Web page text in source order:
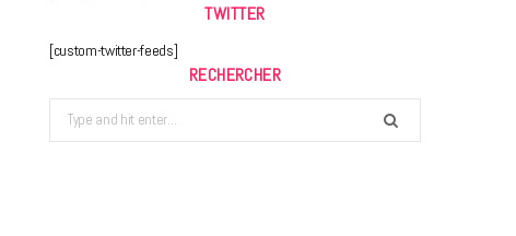
TWITTER
[custom-twitter-feeds]
RECHERCHER
Search
for: